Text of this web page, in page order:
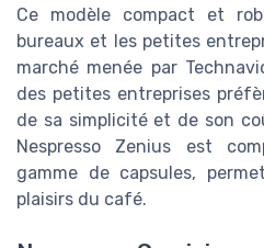
Ce modèle compact et
bureaux et les petites
marché menée par
des petites entreprises
de sa simplicité et de son
Nespresso Zenius est
gamme de capsules,
plaisirs du café.